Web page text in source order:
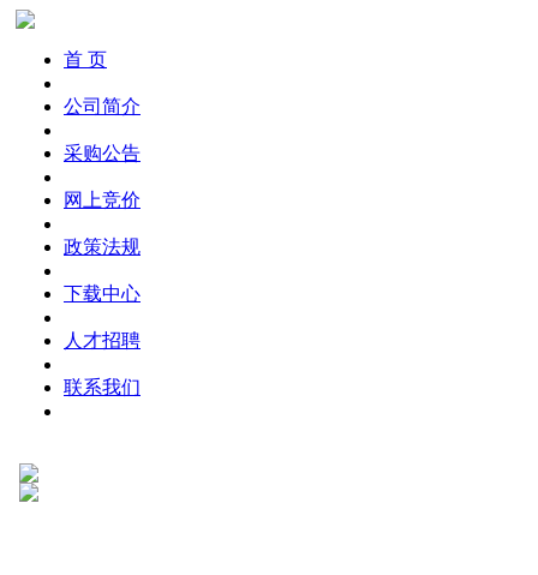
首 页
公司简介
采购公告
网上竞价
政策法规
下载中心
人才招聘
联系我们